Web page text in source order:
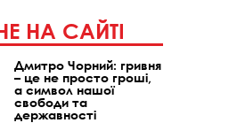
НА САЙТІ
Дмитро Чорний: гривня
– це не просто гроші,
а символ нашої
свободи та
державності